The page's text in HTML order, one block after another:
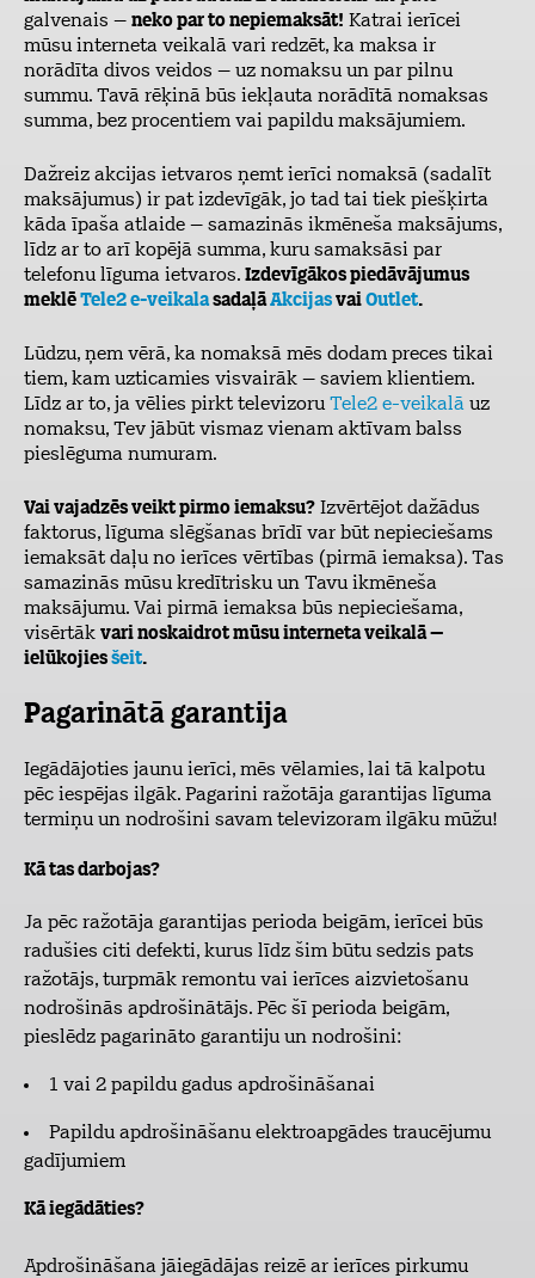
galvenais – neko par to nepiemaksāt! Katrai ierīcei
mūsu interneta veikalā vari redzēt, ka maksa ir
norādīta divos veidos – uz nomaksu un par pilnu
summu. Tavā rēķinā būs iekļauta norādītā nomaksas
summa, bez procentiem vai papildu maksājumiem.
Dažreiz akcijas ietvaros ņemt ierīci nomaksā (sadalīt
maksājumus) ir pat izdevīgāk, jo tad tai tiek piešķirta
kāda īpaša atlaide – samazinās ikmēneša maksājums,
līdz ar to arī kopējā summa, kuru samaksāsi par
telefonu līguma ietvaros. Izdevīgākos piedāvājumus
meklēTele2 e-veikalasadaļāAkcijasvaiOutlet.
Lūdzu, ņem vērā, ka nomaksā mēs dodam preces tikai
tiem, kam uzticamies visvairāk – saviem klientiem.
Līdz ar to, ja vēlies pirkt televizoru Tele2 e-veikalā uz
nomaksu, Tev jābūt vismaz vienam aktīvam balss
pieslēguma numuram.
Vai vajadzēs veikt pirmo iemaksu? Izvērtējot dažādus
faktorus, līguma slēgšanas brīdī var būt nepieciešams
iemaksāt daļu no ierīces vērtības (pirmā iemaksa). Tas
samazinās mūsu kredītrisku un Tavu ikmēneša
maksājumu. Vai pirmā iemaksa būs nepieciešama,
visērtāk vari noskaidrot mūsu interneta veikalā –
ielūkojiesšeit.
Pagarinātā garantija
Iegādājoties jaunu ierīci, mēs vēlamies, lai tā kalpotu
pēc iespējas ilgāk. Pagarini ražotāja garantijas līguma
termiņu un nodrošini savam televizoram ilgāku mūžu!
Kā tas darbojas?
Ja pēc ražotāja garantijas perioda beigām, ierīcei būs
radušies citi defekti, kurus līdz šim būtu sedzis pats
ražotājs, turpmāk remontu vai ierīces aizvietošanu
nodrošinās apdrošinātājs. Pēc šī perioda beigām,
pieslēdz pagarināto garantiju un nodrošini:
1 vai 2 papildu gadus apdrošināšanai
Papildu apdrošināšanu elektroapgādes traucējumu
gadījumiem
Kā iegādāties?
Apdrošināšana jāiegādājas reizē ar ierīces pirkumu